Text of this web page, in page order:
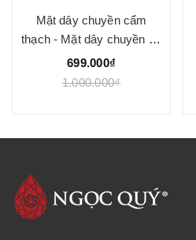
Mặt dây chuyền cẩm
thạch - Mặt dây chuyền vô
sư bài phỉ thúy type A -
Ngọc Quý
699.000₫
1.000.000₫